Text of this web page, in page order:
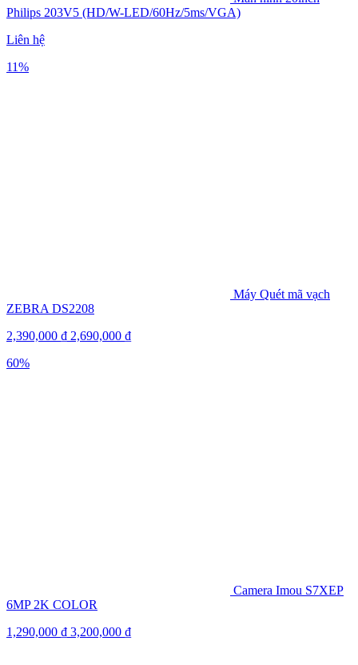
Philips 203V5 (HD/W-LED/60Hz/5ms/VGA)
Liên hệ
11%
Máy Quét mã vạch
ZEBRA DS2208
2,390,000 ₫ 2,690,000 ₫
60%
Camera Imou S7XEP
6MP 2K COLOR
1,290,000 ₫ 3,200,000 ₫